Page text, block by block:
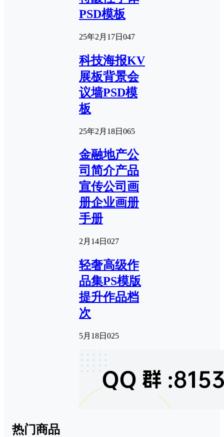
PSD模板
25年2月17日 047
科技海报KV
展板背景会
议墙PSD模
板
25年2月18日 065
金融地产公
司简介产品
宣传公司画
册企业画册
手册
2月14日 027
轻奢高级作
品集PS模版
提升作品档
次
5月18日 025
热门商品